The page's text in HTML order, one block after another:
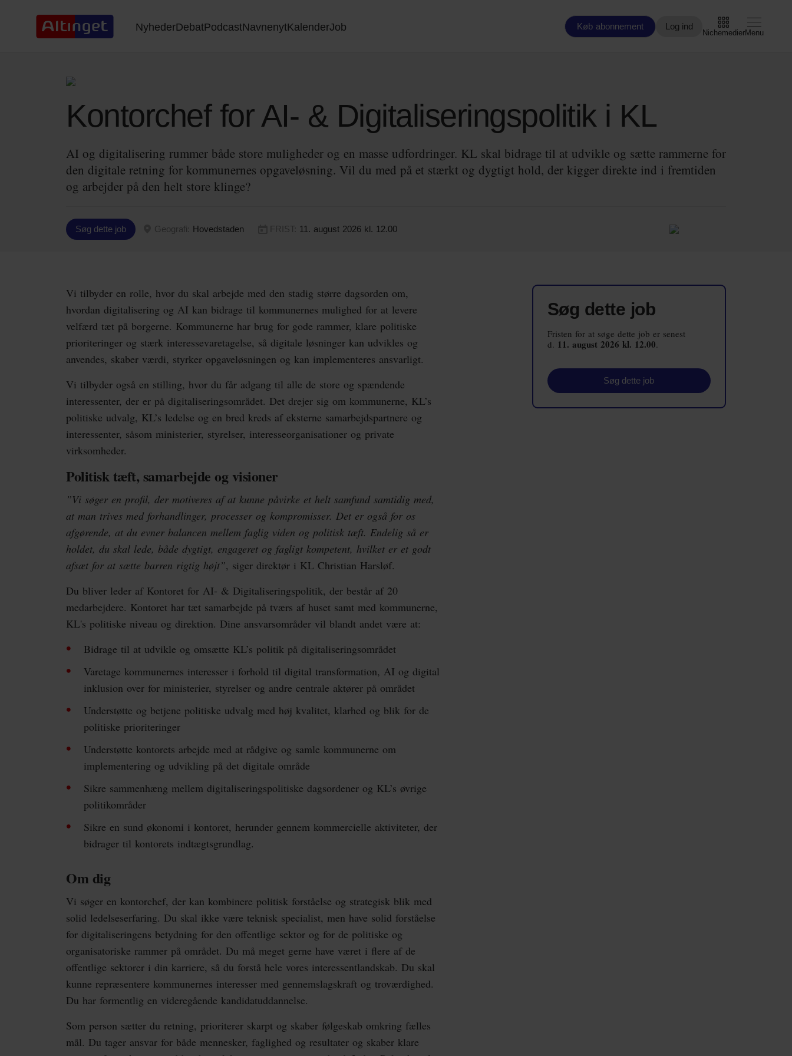
NyhederDebatPodcastNavnenytKalenderJob Køb abonnement Log ind
Nichemedier
Arbejdsmarked
Arktis
By og Bolig
Børn
Etik og Tro
Menu
Kontorchef for AI- & Digitaliseringspolitik i KL
AI og digitalisering rummer både store muligheder og en masse udfordringer. KL skal bidrage til at udvikle og sætte rammerne for
den digitale retning for kommunernes opgaveløsning. Vil du med på et stærkt og dygtigt hold, der kigger direkte ind i fremtiden
og arbejder på den helt store klinge?
Søg dette job Geografi: Hovedstaden FRIST: 11. august 2026 kl. 12.00
Vi tilbyder en rolle, hvor du skal arbejde med den stadig større dagsorden om,
hvordan digitalisering og AI kan bidrage til kommunernes mulighed for at levere
velfærd tæt på borgerne. Kommunerne har brug for gode rammer, klare politiske
prioriteringer og stærk interessevaretagelse, så digitale løsninger kan udvikles og
anvendes, skaber værdi, styrker opgaveløsningen og kan implementeres ansvarligt.
Vi tilbyder også en stilling, hvor du får adgang til alle de store og spændende
interessenter, der er på digitaliseringsområdet. Det drejer sig om kommunerne, KL’s
politiske udvalg, KL’s ledelse og en bred kreds af eksterne samarbejdspartnere og
interessenter, såsom ministerier, styrelser, interesseorganisationer og private
virksomheder.
Politisk tæft, samarbejde og visioner
”Vi søger en profil, der motiveres af at kunne påvirke et helt samfund samtidig med,
at man trives med forhandlinger, processer og kompromisser. Det er også for os
afgørende, at du evner balancen mellem faglig viden og politisk tæft. Endelig så er
holdet, du skal lede, både dygtigt, engageret og fagligt kompetent, hvilket er et godt
afsæt for at sætte barren rigtig højt”, siger direktør i KL Christian Harsløf.
Du bliver leder af Kontoret for AI- & Digitaliseringspolitik, der består af 20
medarbejdere. Kontoret har tæt samarbejde på tværs af huset samt med kommunerne,
KL's politiske niveau og direktion. Dine ansvarsområder vil blandt andet være at:
Bidrage til at udvikle og omsætte KL’s politik på digitaliseringsområdet
Varetage kommunernes interesser i forhold til digital transformation, AI og digital
inklusion over for ministerier, styrelser og andre centrale aktører på området
Understøtte og betjene politiske udvalg med høj kvalitet, klarhed og blik for de
politiske prioriteringer
Understøtte kontorets arbejde med at rådgive og samle kommunerne om
implementering og udvikling på det digitale område
Sikre sammenhæng mellem digitaliseringspolitiske dagsordener og KL’s øvrige
politikområder
Sikre en sund økonomi i kontoret, herunder gennem kommercielle aktiviteter, der
bidrager til kontorets indtægtsgrundlag.
Om dig
Vi søger en kontorchef, der kan kombinere politisk forståelse og strategisk blik med
solid ledelseserfaring. Du skal ikke være teknisk specialist, men have solid forståelse
for digitaliseringens betydning for den offentlige sektor og for de politiske og
organisatoriske rammer på området. Du må meget gerne have været i flere af de
offentlige sektorer i din karriere, så du forstå hele vores interessentlandskab. Du skal
kunne repræsentere kommunernes interesser med gennemslagskraft og troværdighed.
Du har formentlig en videregående kandidatuddannelse.
Som person sætter du retning, prioriterer skarpt og skaber følgeskab omkring fælles
mål. Du tager ansvar for både mennesker, faglighed og resultater og skaber klare
Søg dette job
Fristen for at søge dette job er senest
d. 11. august 2026 kl. 12.00.
Søg dette job